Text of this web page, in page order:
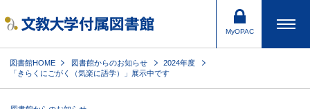
MyOPAC
図書館HOME 図書館からのお知らせ
2024年度
「きらくにごがく（気楽に語学）」展示中です